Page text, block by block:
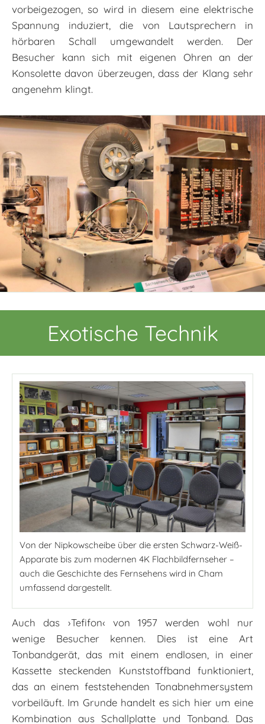
vorbeigezogen, so wird in diesem eine elektrische
Spannung induziert, die von Lautsprechern in
hörbaren Schall umgewandelt werden. Der
Besucher kann sich mit ­eigenen Ohren an der
Konsolette davon überzeugen, dass der Klang sehr
angenehm klingt.
Exotische Technik
Von der Nipkowscheibe über die ersten Schwarz-Weiß-
Apparate bis zum modernen 4K Flachbildfernseher –
auch die Geschichte des Fernsehens wird in Cham
umfassend dargestellt.
Auch das ›Tefifon‹ von 1957 werden wohl nur
wenige Besucher kennen. Dies ist eine Art
Tonbandgerät, das mit ­einem endlosen, in einer
Kassette steckenden Kunststoffband funktioniert,
das an einem feststehenden Tonabnehmersystem
vorbeiläuft. Im Grunde handelt es sich hier um eine
Kombination aus Schallplatte und Tonband. Das